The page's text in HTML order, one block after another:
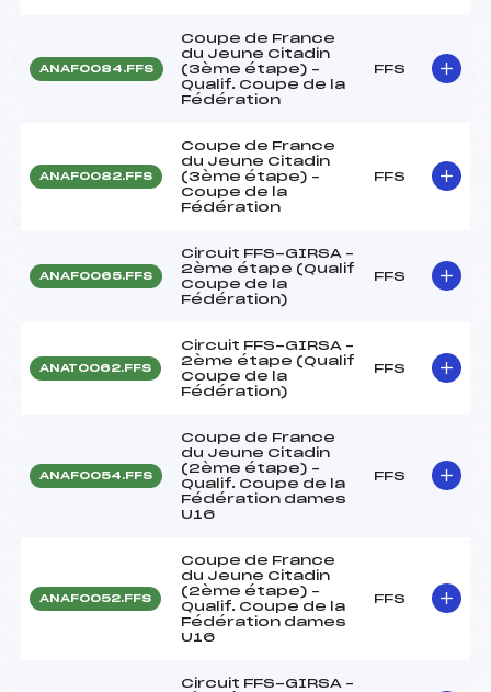
ANAF0084.FFS
Coupe de France
du Jeune Citadin
(3ème étape) –
Qualif. Coupe de la
Fédération
FFS
ANAF0082.FFS
Coupe de France
du Jeune Citadin
(3ème étape) –
Coupe de la
Fédération
FFS
ANAF0065.FFS
Circuit FFS-GIRSA –
2ème étape (Qualif
Coupe de la
Fédération)
FFS
ANAT0062.FFS
Circuit FFS-GIRSA –
2ème étape (Qualif
Coupe de la
Fédération)
FFS
ANAF0054.FFS
Coupe de France
du Jeune Citadin
(2ème étape) –
Qualif. Coupe de la
Fédération dames
U16
FFS
ANAF0052.FFS
Coupe de France
du Jeune Citadin
(2ème étape) –
Qualif. Coupe de la
Fédération dames
U16
FFS
Circuit FFS-GIRSA –